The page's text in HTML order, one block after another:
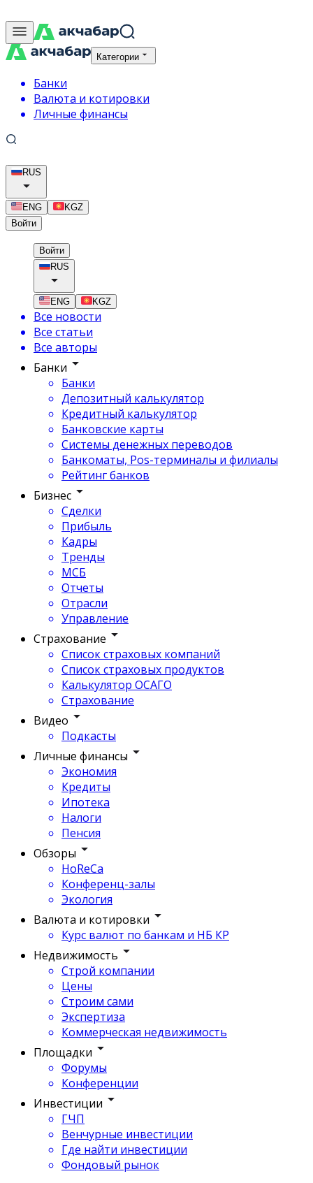
Категории
Банки
Валюта и котировки
Личные финансы
RUS
ENG
KGZ
Войти
Войти
RUS
ENG KGZ
Все новости
Все статьи
Все авторы
Банки
Банки
Депозитный калькулятор
Кредитный калькулятор
Банковские карты
Системы денежных переводов
Банкоматы, Pos-терминалы и филиалы
Рейтинг банков
Бизнес
Сделки
Прибыль
Кадры
Тренды
МСБ
Отчеты
Отрасли
Управление
Страхование
Список страховых компаний
Список страховых продуктов
Калькулятор ОСАГО
Страхование
Видео
Подкасты
Личные финансы
Экономия
Кредиты
Ипотека
Налоги
Пенсия
Обзоры
HoReCa
Конференц-залы
Экология
Валюта и котировки
Курс валют по банкам и НБ КР
Недвижимость
Строй компании
Цены
Строим сами
Экспертиза
Коммерческая недвижимость
Площадки
Форумы
Конференции
Инвестиции
ГЧП
Венчурные инвестиции
Где найти инвестиции
Фондовый рынок